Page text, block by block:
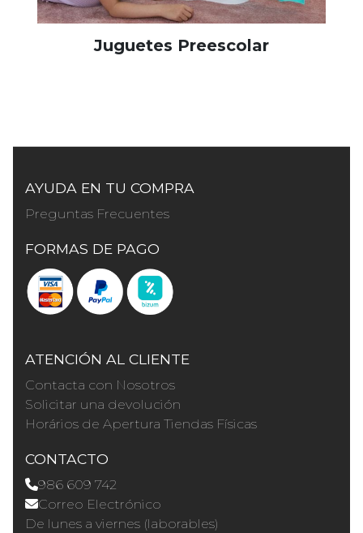
Juguetes Preescolar
AYUDA EN TU COMPRA
Preguntas Frecuentes
FORMAS DE PAGO
ATENCIÓN AL CLIENTE
Contacta con Nosotros
Solicitar una devolución
Horários de Apertura Tiendas Físicas
CONTACTO
986 609 742
Correo Electrónico
De lunes a viernes (laborables)